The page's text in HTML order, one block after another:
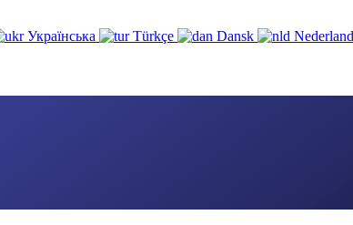
Українська Türkçe Dansk